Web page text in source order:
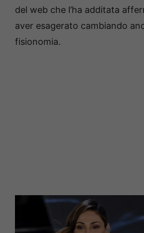
del web che l’ha additata
aver esagerato cambiando
fisionomia.